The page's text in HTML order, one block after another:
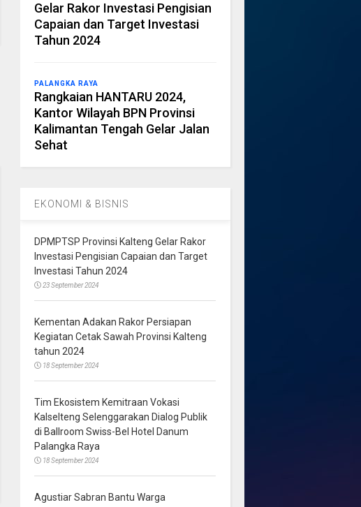
Gelar Rakor Investasi Pengisian
Capaian dan Target Investasi
Tahun 2024
PALANGKA RAYA
Rangkaian HANTARU 2024,
Kantor Wilayah BPN Provinsi
Kalimantan Tengah Gelar Jalan
Sehat
EKONOMI & BISNIS
DPMPTSP Provinsi Kalteng Gelar Rakor
Investasi Pengisian Capaian dan Target
Investasi Tahun 2024
23 September 2024
Kementan Adakan Rakor Persiapan
Kegiatan Cetak Sawah Provinsi Kalteng
tahun 2024
18 September 2024
Tim Ekosistem Kemitraan Vokasi
Kalselteng Selenggarakan Dialog Publik
di Ballroom Swiss-Bel Hotel Danum
Palangka Raya
18 September 2024
Agustiar Sabran Bantu Warga